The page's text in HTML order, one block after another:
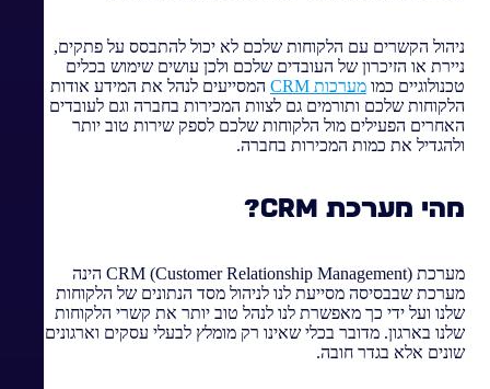
ניהול הקשרים עם הלקוחות שלכם לא יכול להתבסס על פתקים,
ניירת או הזיכרון של העובדים שלכם ולכן עושים שימוש בכלים
טכנולוגיים כמו מערכות CRM
המסייעים לנהל את המידע אודות
הלקוחות שלכם ותורמים גם לצוות המכירות בחברה וגם לעובדים
האחרים הפעילים מול הלקוחות שלכם לספק שירות טוב יותר
ולהגדיל את כמות המכירות בחברה.
מהי מערכת CRM?
מערכת CRM (Customer Relationship Management) הינה
מערכת שבבסיסה מסייעת לנו לניהול מסד הנתונים של הלקוחות
שלנו ועל ידי כך מאפשרת לנו לנהל טוב יותר את קשרי הלקוחות
שלנו בארגון. מדובר בכלי שאינו רק מומלץ לבעלי עסקים וארגונים
שונים אלא בגדר חובה.